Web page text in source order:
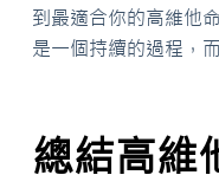
到最適合你的高維他
是一個持續的過程，
總結高維